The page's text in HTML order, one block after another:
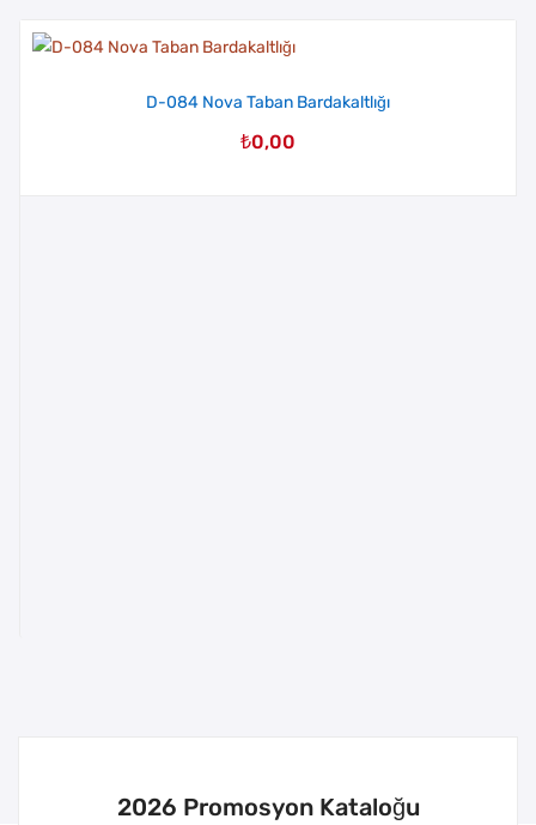
D-084 Nova Taban Bardakaltlığı
₺0,00
2026 Promosyon Kataloğu